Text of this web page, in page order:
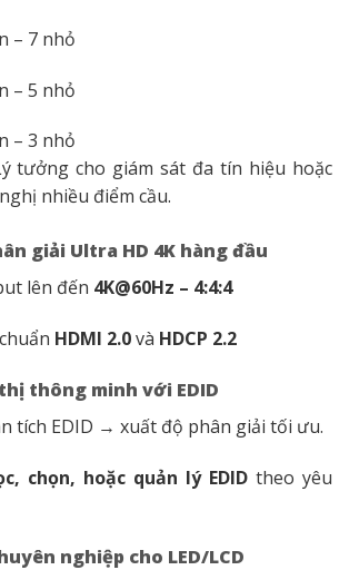
– 7 nhỏ
– 5 nhỏ
– 3 nhỏ
tưởng cho giám sát đa tín hiệu hoặc
nhiều điểm cầu.
giải Ultra HD 4K hàng đầu
lên đến 4K@60Hz – 4:4:4
HDMI 2.0và HDCP 2.2
thông minh với EDID
tích EDID → xuất độ phân giải tối ưu.
chọn, hoặc quản lý EDIDtheo yêu
nghiệp cho LED/LCD